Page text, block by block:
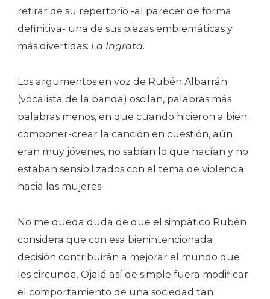
retirar de su repertorio -al parecer de forma
definitiva- una de sus piezas emblemáticas y
más divertidas: La Ingrata.
Los argumentos en voz de Rubén Albarrán
(vocalista de la banda) oscilan, palabras más
palabras menos, en que cuando hicieron a bien
componer-crear la canción en cuestión, aún
eran muy jóvenes, no sabían lo que hacían y no
estaban sensibilizados con el tema de violencia
hacia las mujeres.
No me queda duda de que el simpático Rubén
considera que con esa bienintencionada
decisión contribuirán a mejorar el mundo que
les circunda. Ojalá así de simple fuera modificar
el comportamiento de una sociedad tan